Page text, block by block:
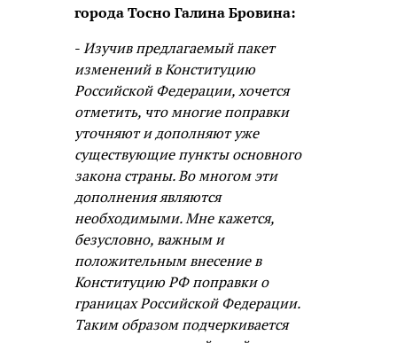
города Тосно Галина Бровина:
-Изучив предлагаемый пакет
изменений в Конституцию
Российской Федерации, хочется
отметить, что многие поправки
уточняют и дополняют уже
существующие пункты основного
закона страны. Во многом эти
дополнения являются
необходимыми. Мне кажется,
безусловно, важным и
положительным внесение в
Конституцию РФ поправки о
границах Российской Федерации.
Таким образом подчеркивается